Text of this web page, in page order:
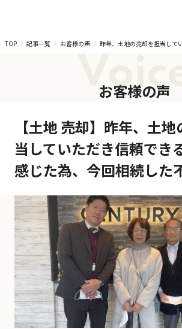
TOP
記事一覧 お客様の声 昨年、土地の売却を担当して
Voice
お客様の声
【土地 売却】昨年、土
当していただき信頼でき
感じた為、今回相続した